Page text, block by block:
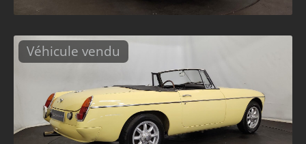
Véhicule vendu